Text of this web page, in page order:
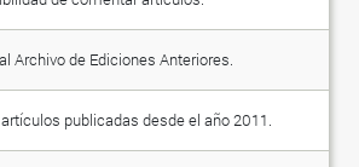
Archivo de Ediciones Anteriores.
publicadas desde el año 2011.